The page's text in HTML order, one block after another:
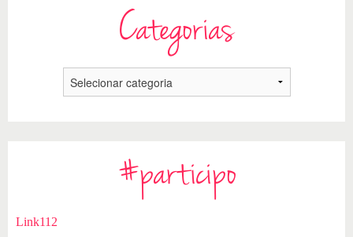
Categorias
#participo
Link112